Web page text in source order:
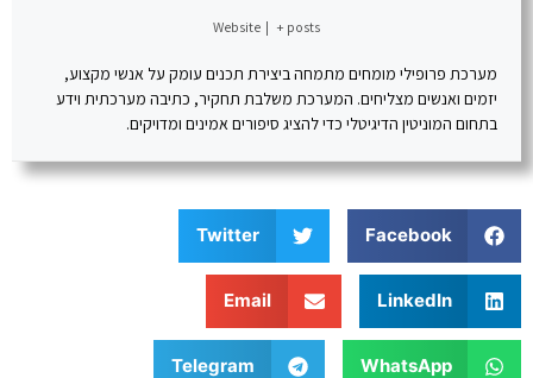
Website | + posts
מערכת פרופילי מומחים מתמחה ביצירת תכנים עומק על אנשי מקצוע,
יזמים ואנשים מצליחים. המערכת משלבת תחקיר, כתיבה מערכתית וידע
בתחום המוניטין הדיגיטלי כדי להציג סיפורים אמינים ומדויקים.
Facebook
Twitter
LinkedIn
Email
WhatsApp
Telegram